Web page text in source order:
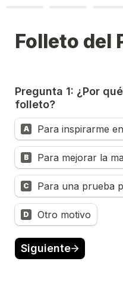
Folleto del
Pregunta 1: ¿Por
folleto?
Untitled multiple
A Para inspirarme
B Para mejorar la
C Para una prueba
D Otro motivo
Siguiente